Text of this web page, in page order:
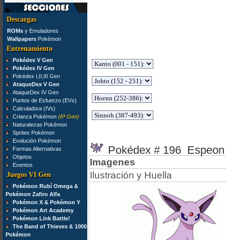
Descargas
ROMsy Emuladores
WallpapersPokémon
Entrenamiento
Pokédex V Gen
Pokédex IV Gen
Pokédex I,II,III Gen
AtaqueDex V Gen
AtaqueDex IV Gen
Puntos de Esfuerzo (EVs)
Calculadora (IVs)
Crianza Pokémon (6ª Gen)
Naturalezas Pokémon
Sprites Pokémon
Evolución Pokémon
Formas Alternativas
Objetos
Eventos
Juegos VI Gen
Pokémon Rubí Omega &
Pokémon Zafiro Alfa
Pokémon X & Pokémon Y
Pokémon Art Academy
Pokémon Link Battle!
The Band of Thieves & 1000
Pokémon
Pokédex # 196 Espeon
Imagenes
Ilustración y Huella